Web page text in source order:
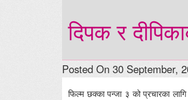
दिपक र
Posted On 30 September,
फिल्म छक्का पन्जा ३ को प्रचारका